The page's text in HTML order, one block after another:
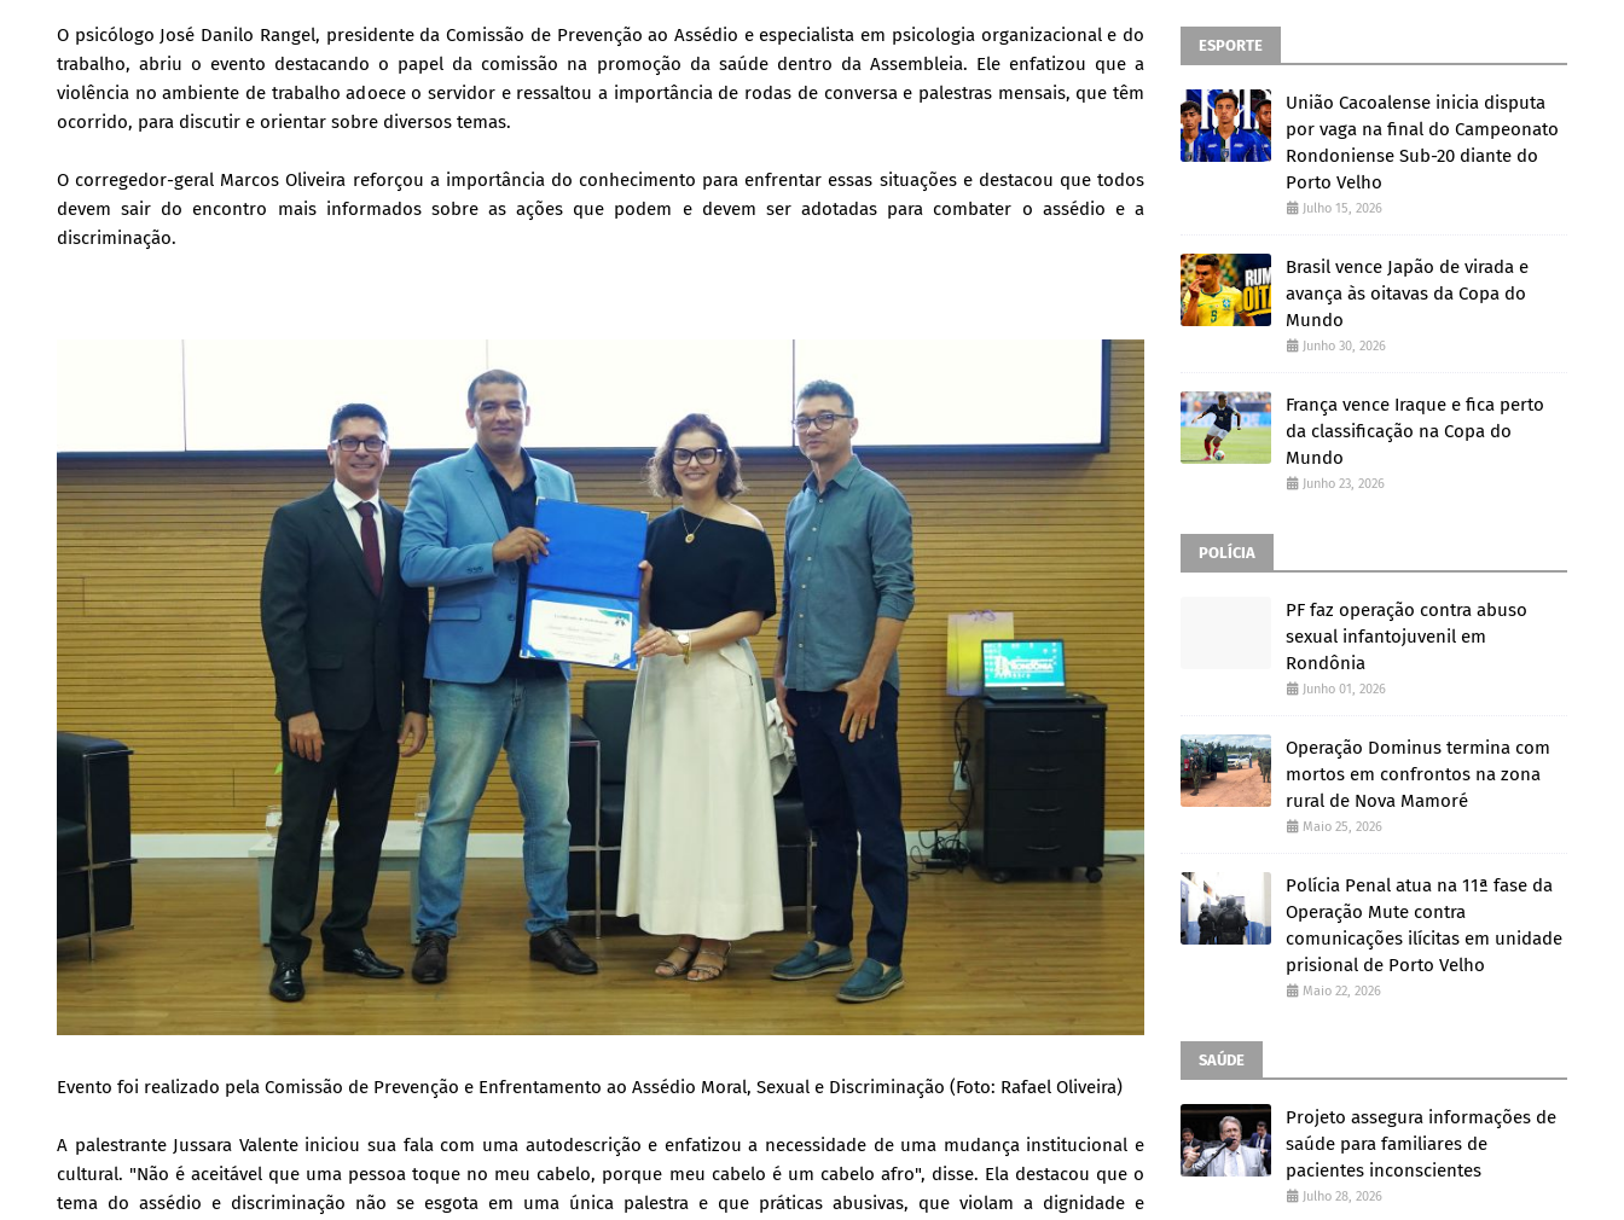
O psicólogo José Danilo Rangel, presidente da Comissão de Prevenção ao Assédio e especialista em psicologia organizacional e do
trabalho, abriu o evento destacando o papel da comissão na promoção da saúde dentro da Assembleia. Ele enfatizou que a
violência no ambiente de trabalho adoece o servidor e ressaltou a importância de rodas de conversa e palestras mensais, que têm
ocorrido, para discutir e orientar sobre diversos temas.
O corregedor-geral Marcos Oliveira reforçou a importância do conhecimento para enfrentar essas situações e destacou que todos
devem sair do encontro mais informados sobre as ações que podem e devem ser adotadas para combater o assédio e a
discriminação.
Evento foi realizado pela Comissão de Prevenção e Enfrentamento ao Assédio Moral, Sexual e Discriminação (Foto: Rafael Oliveira)
A palestrante Jussara Valente iniciou sua fala com uma autodescrição e enfatizou a necessidade de uma mudança institucional e
cultural. "Não é aceitável que uma pessoa toque no meu cabelo, porque meu cabelo é um cabelo afro", disse. Ela destacou que o
tema do assédio e discriminação não se esgota em uma única palestra e que práticas abusivas, que violam a dignidade e
ESPORTE
União Cacoalense inicia disputa
por vaga na final do Campeonato
Rondoniense Sub-20 diante do
Porto Velho
Julho 15, 2026
Brasil vence Japão de virada e
avança às oitavas da Copa do
Mundo
Junho 30, 2026
França vence Iraque e fica perto
da classificação na Copa do
Mundo
Junho 23, 2026
POLÍCIA
PF faz operação contra abuso
sexual infantojuvenil em
Rondônia
Junho 01, 2026
Operação Dominus termina com
mortos em confrontos na zona
rural de Nova Mamoré
Maio 25, 2026
Polícia Penal atua na 11ª fase da
Operação Mute contra
comunicações ilícitas em unidade
prisional de Porto Velho
Maio 22, 2026
SAÚDE
Projeto assegura informações de
saúde para familiares de
pacientes inconscientes
Julho 28, 2026